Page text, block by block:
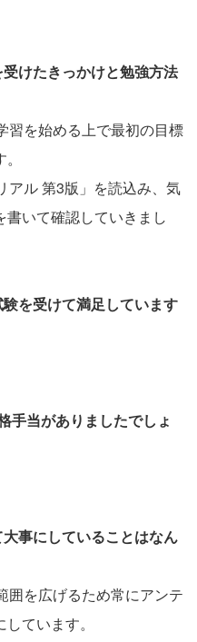
けたきっかけと勉強方法
習を始める上で最初の目標
アル 第3版」を読込み、気
いて確認していきまし
を受けて満足しています
手当がありましたでしょ
事にしていることはなん
囲を広げるため常にアンテ
ています。